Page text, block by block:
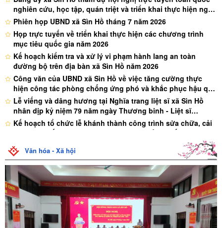
nghiên cứu, học tập, quán triệt và triển khai thực hiện nghị
quyết hội nghị lần thứ ba ban chấp hành trung ương đảng
khóa XIV
Phiên họp UBND xã Sìn Hồ tháng 7 năm 2026
Họp trực tuyến về triển khai thực hiện các chương trình
mục tiêu quốc gia năm 2026
Kế hoạch kiểm tra và xử lý vi phạm hành lang an toàn
đường bộ trên địa bàn xã Sìn Hồ năm 2026
Công văn của UBND xã Sìn Hồ về việc tăng cường thực
hiện công tác phòng chống ứng phó và khắc phục hậu quả
thiên tai trên địa bàn xã
Lễ viếng và dâng hương tại Nghĩa trang liệt sĩ xã Sìn Hồ
nhân dịp kỷ niệm 79 năm ngày Thương binh - Liệt sĩ
(27/07/1947 – 27/07/2026)
Kế hoạch tổ chức lễ khánh thành công trình sửa chữa, cải
tạo, nâng cấp Nghĩa trang liệt sĩ xã Sìn Hồ và viếng các anh
hùng liệt sĩ nhân kỷ niệm 79 năm ngày thương binh - liệt sĩ
(27/7/1947 - 27/7/2026)
Đoàn xã Sìn Hồ ra quân dọn vệ sinh nghĩa trang liệt sĩ xã
nhân dịp kỷ niệm 79 năm ngày thương binh liệt sỹ
(27/7/1947-27/7/2026)
Đồng chí Giàng A Páo - Phó chủ tịch UBND xã Sìn Hồ thăm
tặng quà gia đình chính sách người có công trên địa bàn
xã
Hội nghị sơ kết công tác Công an xã Sìn Hồ 6 tháng đầu
năm 2026, triển khai nhiệm vụ giải pháp 6 tháng cuối năm
2026
Lãnh đạo tỉnh Lai Châu, lãnh đạo xã Sìn Hồ thăm tặng quà
gia đình chính sách, người có công trên địa bàn xã
Văn hóa - Xã hội